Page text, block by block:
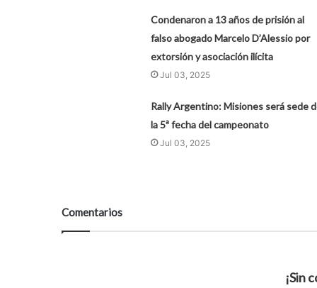
Condenaron a 13 años de prisión al
falso abogado Marcelo D’Alessio por
extorsión y asociación ilícita
Jul 03, 2025
Rally Argentino: Misiones será sede
la 5ª fecha del campeonato
Jul 03, 2025
Comentarios
¡Sin